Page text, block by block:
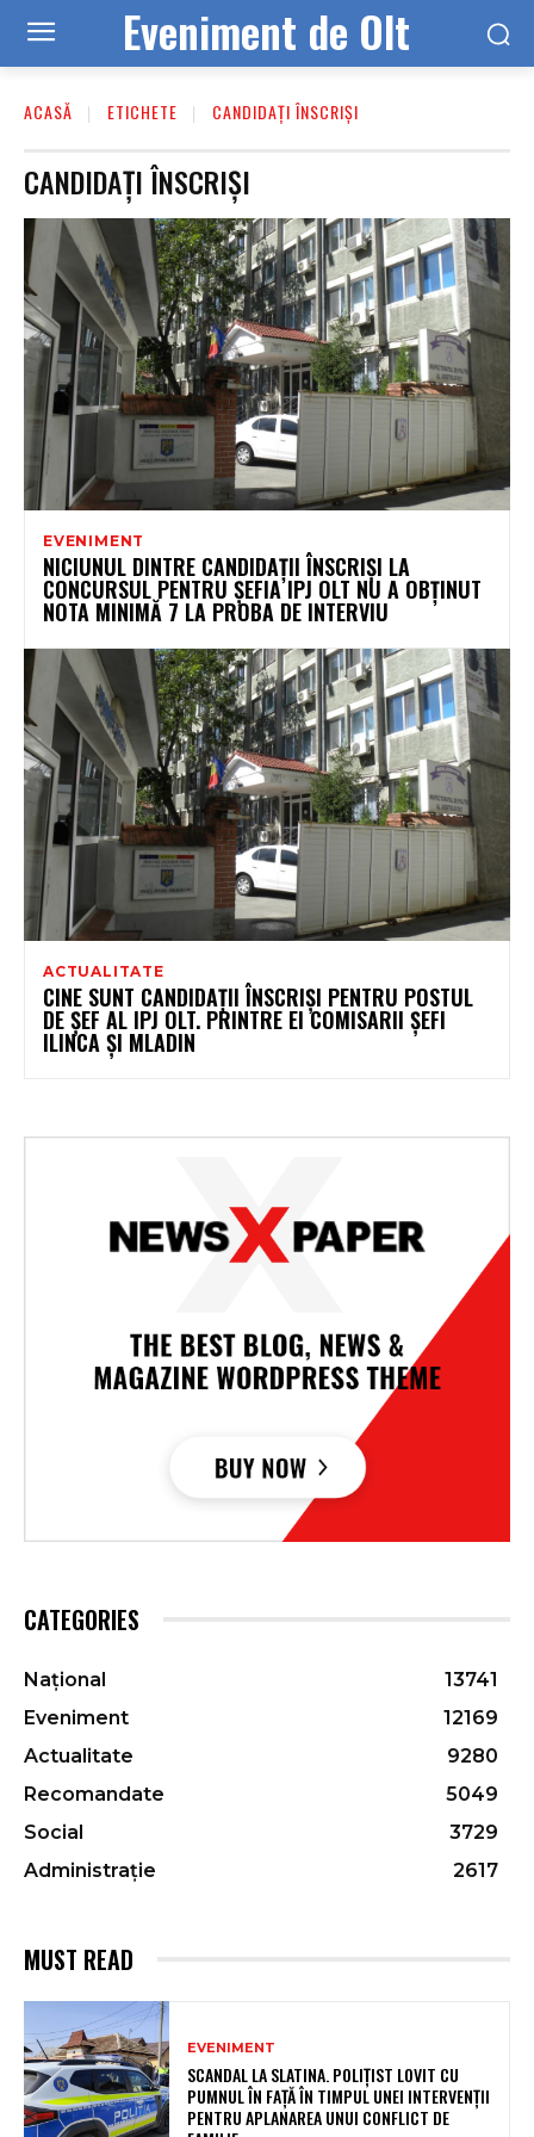
Eveniment de Olt
ACASĂ ETICHETE CANDIDAȚI ÎNSCRIȘI
CANDIDAȚI ÎNSCRIȘI
EVENIMENT
NICIUNUL DINTRE CANDIDAȚII ÎNSCRIȘI LA
CONCURSUL PENTRU ȘEFIA IPJ OLT NU A OBȚINUT
NOTA MINIMĂ 7 LA PROBA DE INTERVIU
ACTUALITATE
CINE SUNT CANDIDAȚII ÎNSCRIȘI PENTRU POSTUL
DE ȘEF AL IPJ OLT. PRINTRE EI COMISARII ȘEFI
ILINCA ȘI MLADIN
CATEGORIES
Național
13741
Eveniment
12169
Actualitate
9280
Recomandate
5049
Social
3729
Administrație
2617
MUST READ
EVENIMENT
SCANDAL LA SLATINA. POLIȚIST LOVIT CU
PUMNUL ÎN FAȚĂ ÎN TIMPUL UNEI INTERVENȚII
PENTRU APLANAREA UNUI CONFLICT DE